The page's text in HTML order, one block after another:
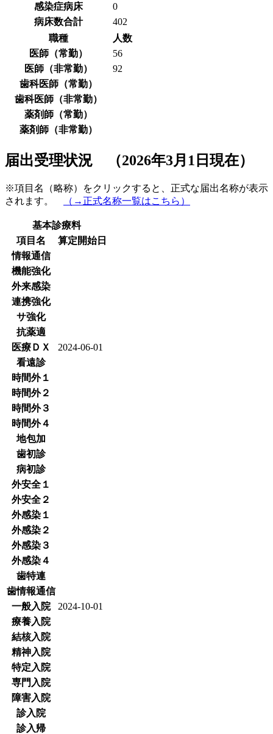
感染症病床
0
病床数合計
402
職種
人数
医師（常勤）
56
医師（非常勤）
92
歯科医師（常勤）
歯科医師（非常勤）
薬剤師（常勤）
薬剤師（非常勤）
届出受理状況 （2026年3月1日現在）
※項目名（略称）をクリックすると、正式な届出名称が表示
されます。
（→正式名称一覧はこちら）
基本診療料
項目名
算定開始日
情報通信
機能強化
外来感染
連携強化
サ強化
抗薬適
医療ＤＸ
2024-06-01
看遠診
時間外１
時間外２
時間外３
時間外４
地包加
歯初診
病初診
外安全１
外安全２
外感染１
外感染２
外感染３
外感染４
歯特連
歯情報通信
一般入院
2024-10-01
療養入院
結核入院
精神入院
特定入院
専門入院
障害入院
診入院
診入帰